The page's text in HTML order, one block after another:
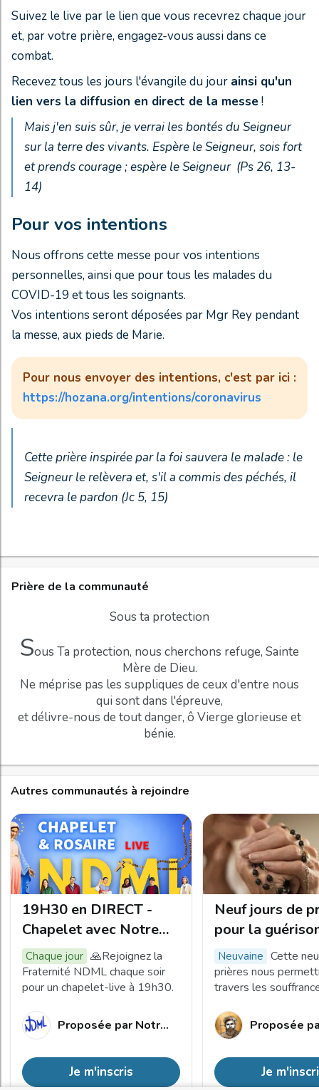
Suivez le live par le lien que vous recevrez chaque jour
et, par votre prière, engagez-vous aussi dans ce
combat.
Recevez tous les jours l'évangile du jour ainsi qu'un
lien vers la diffusion en direct de la messe !
Mais j'en suis sûr, je verrai les bontés du Seigneur
sur la terre des vivants. Espère le Seigneur, sois fort
et prends courage ; espère le Seigneur (Ps 26, 13-
14)
Pour vos intentions
Nous offrons cette messe pour vos intentions
personnelles, ainsi que pour tous les malades du
COVID-19 et tous les soignants.
Vos intentions seront déposées par Mgr Rey pendant
la messe, aux pieds de Marie.
Pour nous envoyer des intentions, c'est par ici :
https://hozana.org/intentions/coronavirus
Cette prière inspirée par la foi sauvera le malade : le
Seigneur le relèvera et, s'il a commis des péchés, il
recevra le pardon (Jc 5, 15)
Prière de la communauté
Sous ta protection
Sous Ta protection, nous cherchons refuge, Sainte
Mère de Dieu.
Ne méprise pas les suppliques de ceux d'entre nous
qui sont dans l'épreuve,
et délivre-nous de tout danger, ô Vierge glorieuse et
bénie.
Autres communautés à rejoindre
19H30 en DIRECT -
Chapelet avec Notre
Dame Mère de la
Lumière
Chaque jour 🙏Rejoignez la
Fraternité NDML chaque soir
pour un chapelet-live à 19h30.
Proposée par Notre Dame Mère de la Lumière
Je m'inscris
Neuf jours de
pour la
malades
neuvaine Cette
prières nous
travers les
celles du Christ, à
ressusciter avec lui.
Proposée
Je